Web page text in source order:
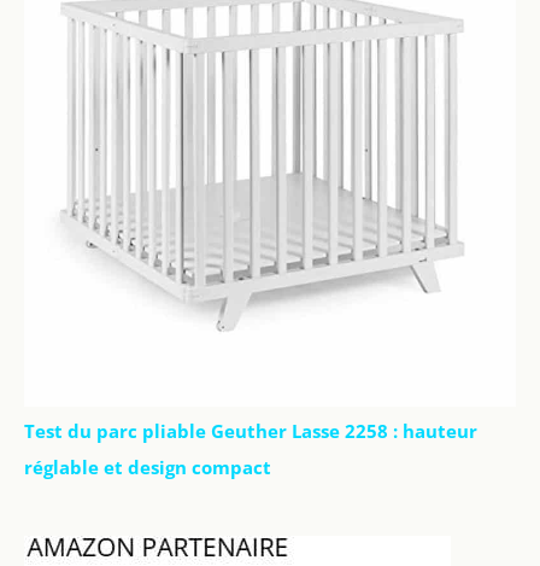
Test du parc pliable Geuther Lasse 2258 : hauteur
réglable et design compact